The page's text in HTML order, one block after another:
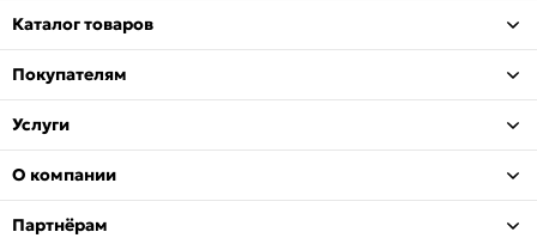
Каталог товаров
Покупателям
Услуги
О компании
Партнёрам